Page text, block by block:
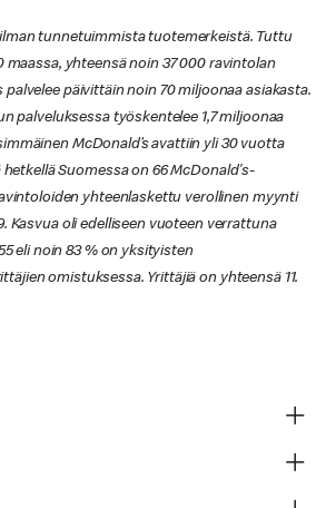
tunnetuimmista tuotemerkeistä. Tuttu
maassa, yhteensä noin 37 000 ravintolan
palvelee päivittäin noin 70 miljoonaa asiakasta.
palveluksessa työskentelee 1,7 miljoonaa
McDonald’s avattiin yli 30 vuotta
hetkellä Suomessa on 66 McDonald's-
yhteenlaskettu verollinen myynti
Kasvua oli edelliseen vuoteen verrattuna
eli noin 83 % on yksityisten
omistuksessa. Yrittäjiä on yhteensä 11.